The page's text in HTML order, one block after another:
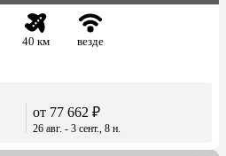
40 км везде
от 77 662 ₽
26 авг. - 3 сент., 8 н.